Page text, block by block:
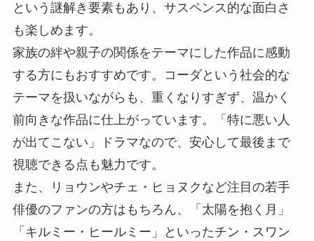
という謎解き要素もあり、サスペンス的な面白さ
も楽しめます。
家族の絆や親子の関係をテーマにした作品に感動
する方にもおすすめです。コーダという社会的な
テーマを扱いながらも、重くなりすぎず、温かく
前向きな作品に仕上がっています。「特に悪い人
が出てこない」ドラマなので、安心して最後まで
視聴できる点も魅力です。
また、リョウンやチェ・ヒョヌクなど注目の若手
俳優のファンの方はもちろん、「太陽を抱く月」
「キルミー・ヒールミー」といったチン・スワン